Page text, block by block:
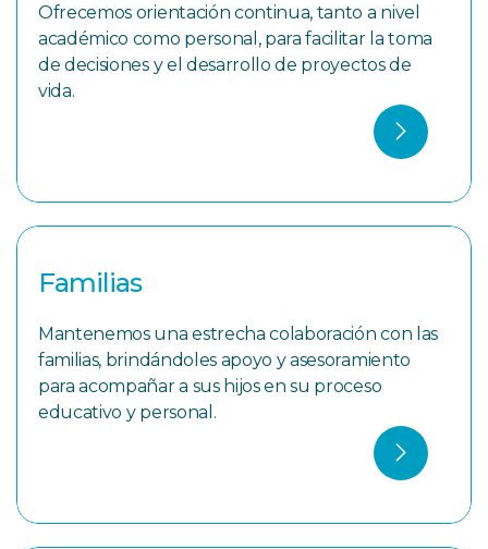
Ofrecemos orientación continua, tanto a nivel
académico como personal, para facilitar la toma
de decisiones y el desarrollo de proyectos de
vida.
Familias
Mantenemos una estrecha colaboración con las
familias, brindándoles apoyo y asesoramiento
para acompañar a sus hijos en su proceso
educativo y personal.